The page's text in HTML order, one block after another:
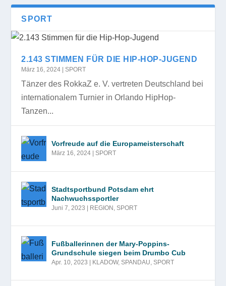
SPORT
2.143 STIMMEN FÜR DIE HIP-HOP-JUGEND
März 16, 2024 |SPORT
Tänzer des RokkaZ e. V. vertreten Deutschland bei
internationalem Turnier in Orlando HipHop-
Tanzen...
Vorfreude auf die Europameisterschaft
März 16, 2024 |SPORT
Stadtsportbund Potsdam ehrt
Nachwuchssportler
Juni 7, 2023 REGION ,SPORT
Fußballerinnen der Mary-Poppins-
Grundschule siegen beim Drumbo Cub
Apr. 10, 2023 KLADOW,SPANDAU,SPORT